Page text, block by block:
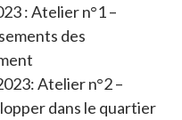
: Atelier n°1 –
des
Atelier n°2 –
dans le quartier